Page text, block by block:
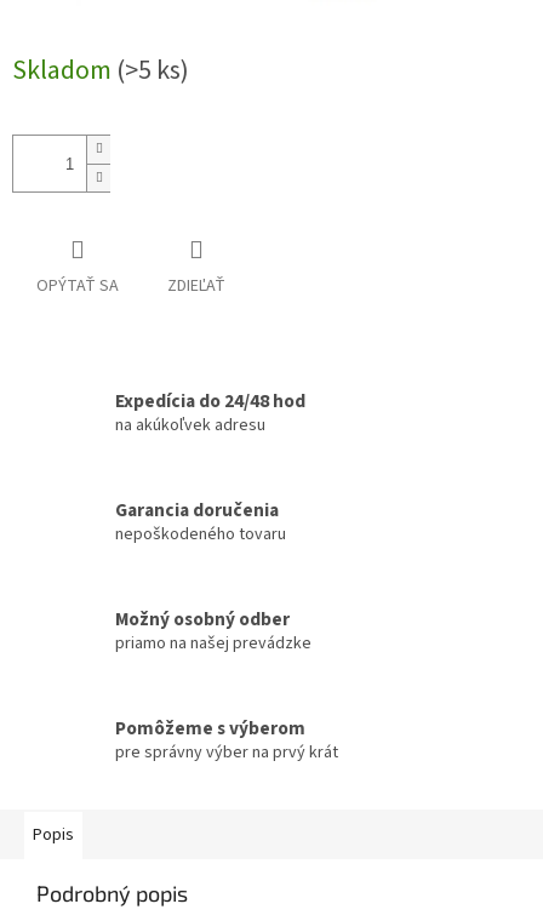
Skladom (>5 ks)
OPÝTAŤ SA ZDIEĽAŤ
Expedícia do 24/48 hod
na akúkoľvek adresu
Garancia doručenia
nepoškodeného tovaru
Možný osobný odber
priamo na našej prevádzke
Pomôžeme s výberom
pre správny výber na prvý krát
Popis
Podrobný popis